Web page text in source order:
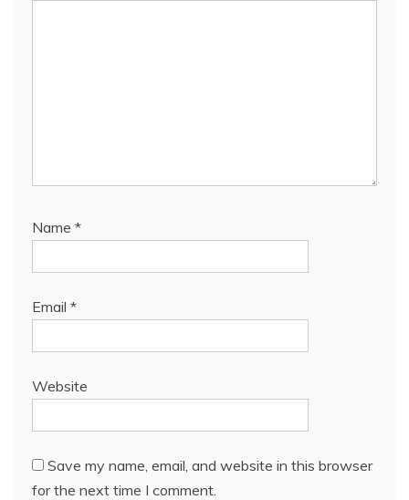
Name *
Email *
Website
Save my name, email, and website in this browser
for the next time I comment.